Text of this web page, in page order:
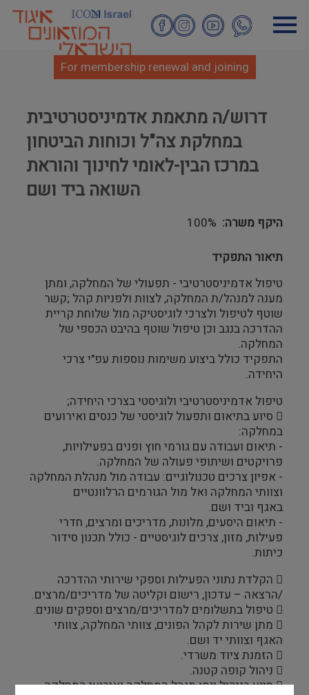
Skip
For membership renewal and joining
דרוש/ה מתאמת אדמיניסטרטיבית
במחלקת צה"ל וכוחות הביטחון
במרכז הבין-לאומי לחינוך והוראת
השואה ביד ושם
היקף משרה 100%
תיאור התפקיד
טיפול אדמיניסטרטיבי - תפעולי של המחלקה, ומתן
מענה למנהל/ת המחלקה, לצוות ולפניות קהל ;קשר
שוטף לטיפול ולצרכי לוגיסטיקה מול שלוחת קריית
ההדרכה בנגב וכן טיפול שוטף בהיבט הכספי של
המחלקה.
התפקיד כולל ביצוע משימות נוספות עפ"י צרכי
היחידה.
טיפול אדמיניסטרטיבי ולוגיסטי בצרכי היחידה;
 סיוע בתיאום ותפעול לוגיסטי של כנסים ואירועים
במחלקה:
- תיאום ועבודה עם גורמי חוץ ופנים בפעילויות,
פרויקטים ושיתופי פעולה של המחלקה.
- אפיון צרכים טכנולוגיים: עבודה מול מנהלת המחלקה
וצוותי המחלקה ואל מול הגורמים הרלוונטיים
באגף וביד ושם.
- תיאום היסעים, מלונות, מדריכים ומרצים, חדרי
פעילות, מזון, צרכים לוגיסטיים - כולל תכנון סידור
כיתות.
 הקלדת נתוני הפעילות וספקי שירותי ההדרכה
/הרצאה – עדכון, רישום וקליטה של מדריכים/מרצים.
 טיפול בתשלומים למדריכים/מרצים וספקים שונים.
 מתן שירות לקהל הפונים, צוותי המחלקה, צוותי
האגף וצוותי יד ושם.
 הזמנת ציוד משרדי.
 ניהול קופה קטנה.
 סיוע בניהול יומן מנהל המחלקה ואירועי המחלקה.